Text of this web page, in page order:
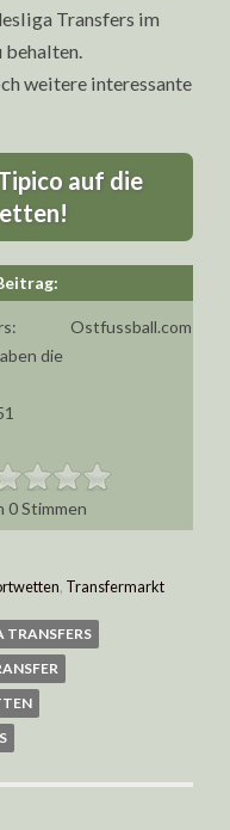
Transfers im
behalten.
weitere interessante
auf die
die
Ostfussball.com
0Stimmen
, Transfermarkt
TRANSFERS